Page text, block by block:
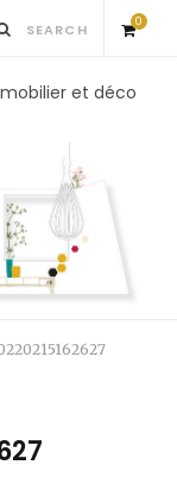
0
S
p
et déco